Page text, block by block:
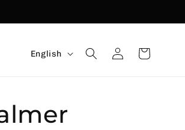
Language
English ConnexionBasket